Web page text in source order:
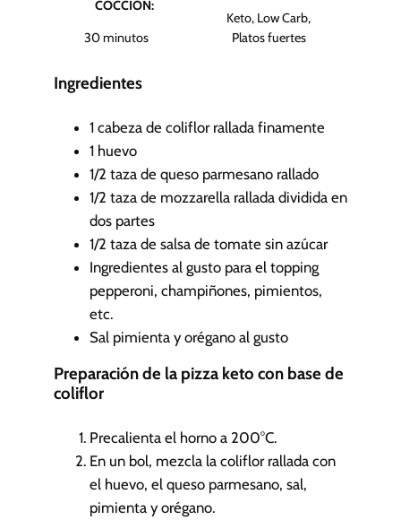
s
COCCIÓN:
30m
n
o
s
minutos
Keto, Low Carb,
Platos fuertes
Ingredientes
1 cabeza de coliflor rallada finamente
1 huevo
1/2 taza de queso parmesano rallado
1/2 taza de mozzarella rallada dividida en
dos partes
1/2 taza de salsa de tomate sin azúcar
Ingredientes al gusto para el topping
pepperoni, champiñones, pimientos,
etc.
Sal pimienta y orégano al gusto
Preparación de la pizza keto con base de
coliflor
Precalienta el horno a 200°C.
En un bol, mezcla la coliflor rallada con
el huevo, el queso parmesano, sal,
pimienta y orégano.